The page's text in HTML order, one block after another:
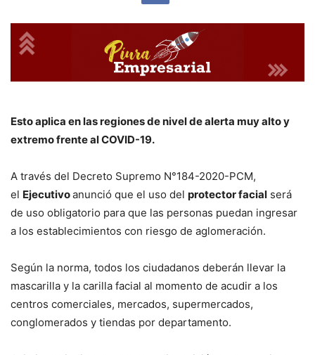
Esto aplica en las regiones de nivel de alerta muy alto y
extremo frente al COVID-19.
A través del Decreto Supremo N°184-2020-PCM,
el Ejecutivoanunció que el uso del protector facial será
de uso obligatorio para que las personas puedan ingresar
a los establecimientos con riesgo de aglomeración.
Según la norma, todos los ciudadanos deberán llevar la
mascarilla y la carilla facial al momento de acudir a los
centros comerciales, mercados, supermercados,
conglomerados y tiendas por departamento.